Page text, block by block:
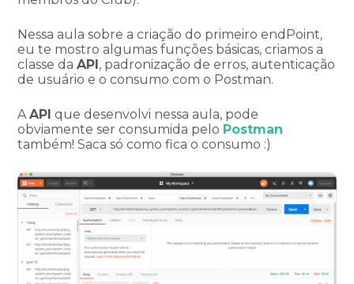
Nessa aula sobre a criação do primeiro endPoint,
eu te mostro algumas funções básicas, criamos a
classe daAPI, padronização de erros, autenticação
de usuário e o consumo com o Postman.
AAPI que desenvolvi nessa aula, pode
obviamente ser consumida pelo Postman
também! Saca só como fica o consumo :)